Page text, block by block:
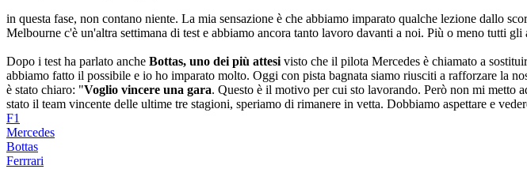
in questa fase, non contano niente. La mia sensazione è che abbiamo imparato qualche lezione dallo
Melbourne c'è un'altra settimana di test e abbiamo ancora tanto lavoro davanti a noi. Più o meno tutti
Dopo i test ha parlato anche Bottas, uno dei più attesi visto che il pilota Mercedes è chiamato a
abbiamo fatto il possibile e io ho imparato molto. Oggi con pista bagnata siamo riusciti a rafforzare la
è stato chiaro: "Voglio vincere una gara. Questo è il motivo per cui sto lavorando. Però non mi metto
stato il team vincente delle ultime tre stagioni, speriamo di rimanere in vetta. Dobbiamo aspettare e
F1
Mercedes
Bottas
Ferrrari